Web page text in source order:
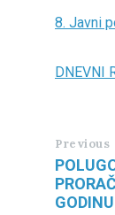
8. Javni
DNEVNI
Previous
GODINU